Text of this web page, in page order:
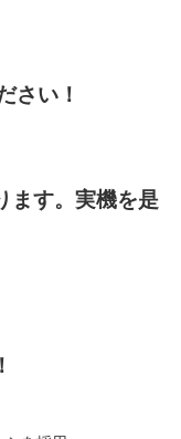
さい！
ます。実機を是